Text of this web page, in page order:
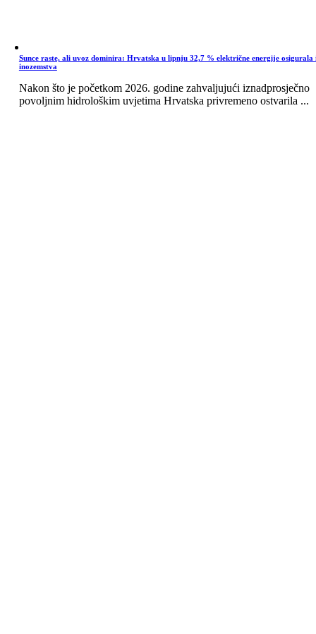
Sunce raste, ali uvoz dominira: Hrvatska u lipnju 32,7 % električne energije osigurala
inozemstva
Nakon što je početkom 2026. godine zahvaljujući iznadprosječno
povoljnim hidrološkim uvjetima Hrvatska privremeno ostvarila ...